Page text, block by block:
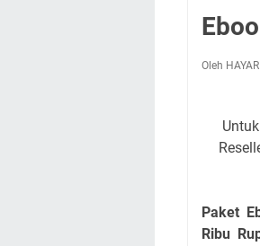
Oleh
Paket
Ribu